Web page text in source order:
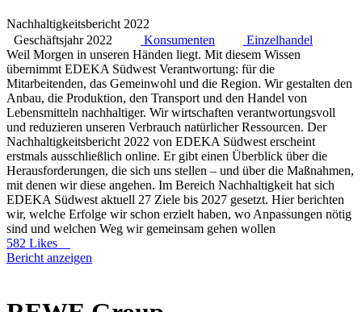
Nachhaltigkeitsbericht 2022
Geschäftsjahr 2022
Konsumenten
Einzelhandel
Weil Morgen in unseren Händen liegt. Mit diesem Wissen
übernimmt EDEKA Südwest Verantwortung: für die
Mitarbeitenden, das Gemeinwohl und die Region. Wir gestalten den
Anbau, die Produktion, den Transport und den Handel von
Lebensmitteln nachhaltiger. Wir wirtschaften verantwortungsvoll
und reduzieren unseren Verbrauch natürlicher Ressourcen. Der
Nachhaltigkeitsbericht 2022 von EDEKA Südwest erscheint
erstmals ausschließlich online. Er gibt einen Überblick über die
Herausforderungen, die sich uns stellen – und über die Maßnahmen,
mit denen wir diese angehen. Im Bereich Nachhaltigkeit hat sich
EDEKA Südwest aktuell 27 Ziele bis 2027 gesetzt. Hier berichten
wir, welche Erfolge wir schon erzielt haben, wo Anpassungen nötig
sind und welchen Weg wir gemeinsam gehen wollen
582 Likes
Bericht anzeigen